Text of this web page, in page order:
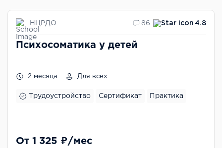
НЦРДО 86 4.8
Психосоматика у детей
2 месяца Для всех
Трудоустройство Сертификат Практика
От 1 325 ₽/мес